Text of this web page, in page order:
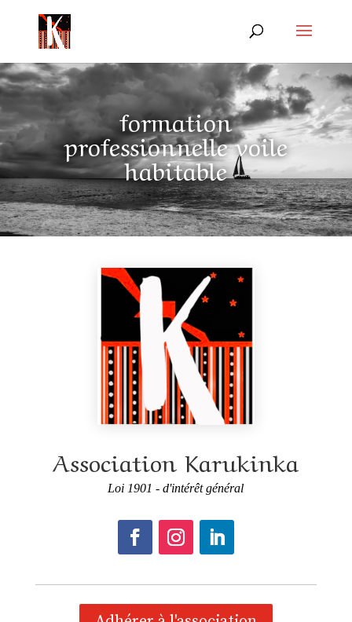
formation
professionnelle voile
habitable
Association Karukinka
Loi 1901 - d'intérêt général